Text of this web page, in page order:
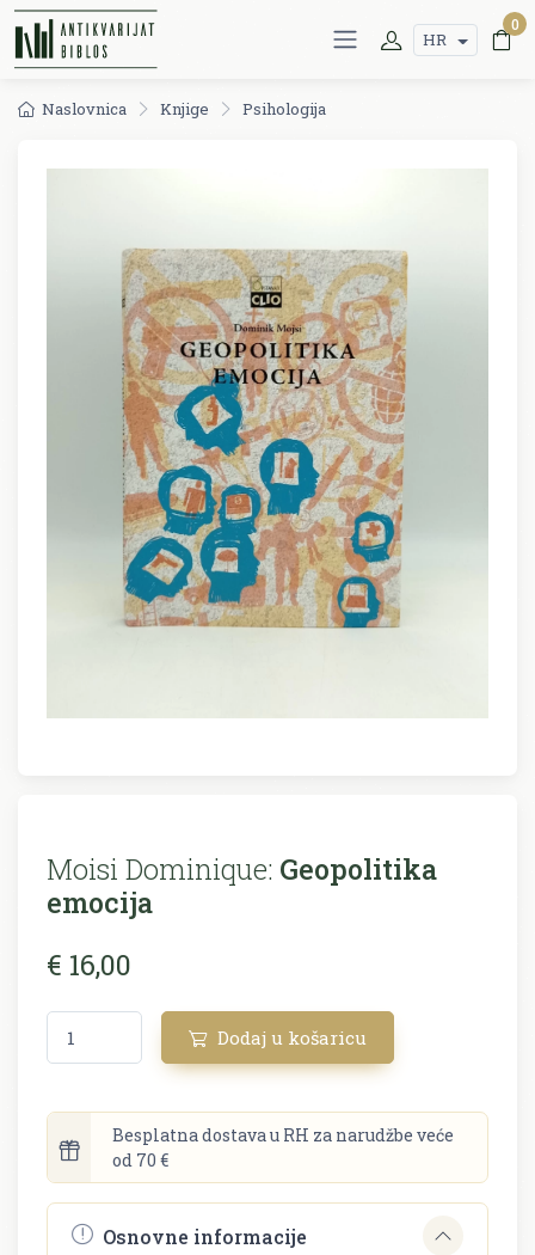
HR
0
Naslovnica Knjige Psihologija
Moisi Dominique: Geopolitika
emocija
€ 16,00
Dodaj u košaricu
Besplatna dostava u RH za narudžbe veće
od 70 €
Osnovne informacije